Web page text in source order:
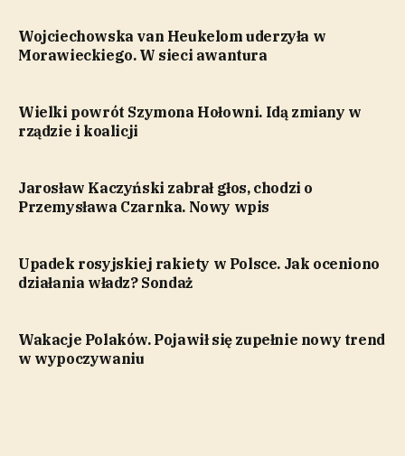
Wojciechowska van Heukelom uderzyła w
Morawieckiego. W sieci awantura
Wielki powrót Szymona Hołowni. Idą zmiany w
rządzie i koalicji
Jarosław Kaczyński zabrał głos, chodzi o
Przemysława Czarnka. Nowy wpis
Upadek rosyjskiej rakiety w Polsce. Jak oceniono
działania władz? Sondaż
Wakacje Polaków. Pojawił się zupełnie nowy trend
w wypoczywaniu